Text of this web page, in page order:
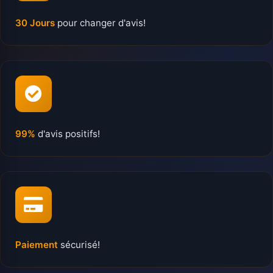
30 Jours pour changer d'avis!
99% d'avis positifs!
Paiement sécurisé!